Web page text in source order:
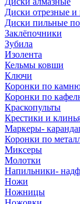
Диски отрезные
Диски пильные по
Заклёпочники
Зубила
Изолента
Кельмы ковши
Ключи
Коронки по
Коронки по
Краскопульты
Крестики и
Маркеры-
Коронки по
Миксеры
Молотки
Напильники-
Ножи
Ножницы